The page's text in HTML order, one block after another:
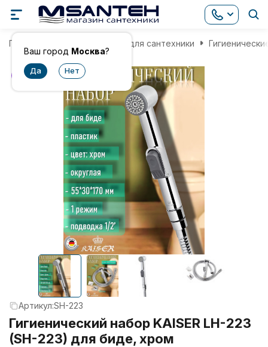
Ваш город Москва?
Главная Комплектующие для сантехники
хит
Артикул:SH-223
Гигиенический набор KAISER LH-223
(SH-223) для биде, хром